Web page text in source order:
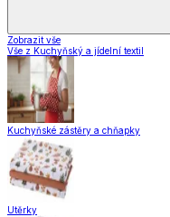
Zobrazit vše
Vše z Kuchyňský a jídelní textil
Kuchyňské zástěry a chňapky
Utěrky